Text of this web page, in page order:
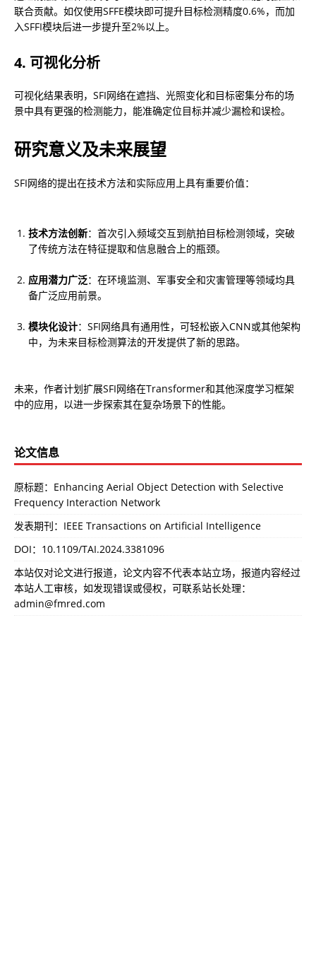
联合贡献。如仅使用SFFE模块即可提升目标检测精度0.6%，而加
入SFFI模块后进一步提升至2%以上。
4. 可视化分析
可视化结果表明，SFI网络在遮挡、光照变化和目标密集分布的场
景中具有更强的检测能力，能准确定位目标并减少漏检和误检。
研究意义及未来展望
SFI网络的提出在技术方法和实际应用上具有重要价值：
技术方法创新：首次引入频域交互到航拍目标检测领域，突破
了传统方法在特征提取和信息融合上的瓶颈。
应用潜力广泛：在环境监测、军事安全和灾害管理等领域均具
备广泛应用前景。
模块化设计：SFI网络具有通用性，可轻松嵌入CNN或其他架构
中，为未来目标检测算法的开发提供了新的思路。
未来，作者计划扩展SFI网络在Transformer和其他深度学习框架
中的应用，以进一步探索其在复杂场景下的性能。
论文信息
原标题：Enhancing Aerial Object Detection with Selective
Frequency Interaction Network
发表期刊：IEEE Transactions on Artificial Intelligence
DOI： 10.1109/TAI.2024.3381096
本站仅对论文进行报道，论文内容不代表本站立场，报道内容经过
本站人工审核，如发现错误或侵权，可联系站长处理：
admin@fmred.com